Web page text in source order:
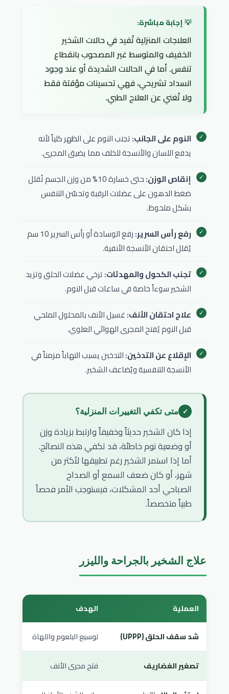
العلاجات المنزلية تُفيد في حالات الشخير
الخفيف والمتوسط غير المصحوب بانقطاع
تنفس. أما في الحالات الشديدة أو عند وجود
انسداد تشريحي، فهي تحسينات مؤقتة فقط
ولا تُغني عن العلاج الطبي.
النوم على الجانب:تجنب النوم على الظهر كلياً لأنه
يدفع اللسان والأنسجة للخلف مما يضيق المجرى.
إنقاص الوزن:
حتى خسارة 10% من وزن الجسم تُقلل
ضغط الدهون على عضلات الرقبة وتحسّن التنفس
بشكل ملحوظ.
رفع رأس السرير:
رفع الوسادة أو رأس السرير 10 سم
يُقلل احتقان الأنسجة الأنفية.
تجنب الكحول والمهدئات:ترخي عضلات الحلق وتزيد
الشخير سوءاً خاصة في ساعات قبل النوم.
علاج احتقان الأنف:غسيل الأنف بالمحلول الملحي
قبل النوم يُفتح المجرى الهوائي العلوي.
الإقلاع عن التدخين:التدخين يسبب التهاباً مزمناً في
الأنسجة التنفسية ويُضاعف الشخير.
متى تكفي التغييرات المنزلية؟
إذا كان الشخير حديثاً وخفيفاً وارتبط بزيادة وزن
أو وضعية نوم خاطئة، قد تكفي هذه النصائح.
أما إذا استمر الشخير رغم تطبيقها لأكثر من
شهر، أو كان ضعف السمع أو الصداح
الصباحي أحد المشكلات، فيستوجب الأمر فحصاً
طبياً متخصصاً.
علاج الشخير بالجراحة والليزر
العملية الهدف
شد سقف الحلق (UPPP) توسيع البلعوم واللهاة
تصغير الغضاريف فتح مجرى الأنف